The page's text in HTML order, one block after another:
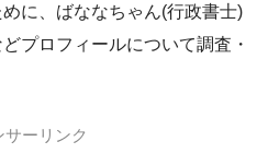
に、ばななちゃん(行政書士)
プロフィールについて調査・
サーリンク